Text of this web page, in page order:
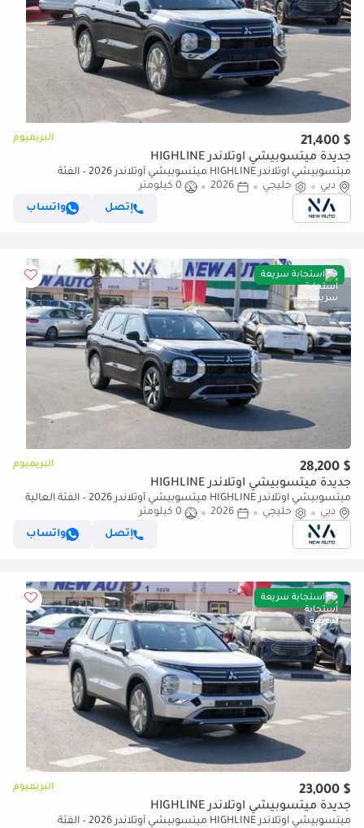
$ 21,400 البريميوم
جديدة ميتسوبيشي آوتلاندر HIGHLINE
ميتسوبيشي آوتلاندر HIGHLINE ميتسوبيشي أوتلاندر 2026 – الفئة
المتوسطة (G12) 2.5 لتر | SUV بسبعة مقاعد | مواصفات الخليج | (للتصدير
فقط)
دبي خليجي 2026
0 كيلومتر
إتصل
واتساب
استجابة سريعة
$ 28,200 البريميوم
جديدة ميتسوبيشي آوتلاندر HIGHLINE
ميتسوبيشي آوتلاندر HIGHLINE ميتسوبيشي أوتلاندر 2026 – الفئة العالية
(G06) 2.5 لتر | SUV بسبعة مقاعد | مواصفات الخليج | (للتصدير فقط)
دبي خليجي 2026
0 كيلومتر
إتصل
واتساب
استجابة سريعة
$ 23,000 البريميوم
جديدة ميتسوبيشي آوتلاندر HIGHLINE
ميتسوبيشي آوتلاندر HIGHLINE ميتسوبيشي أوتلاندر 2026 – الفئة